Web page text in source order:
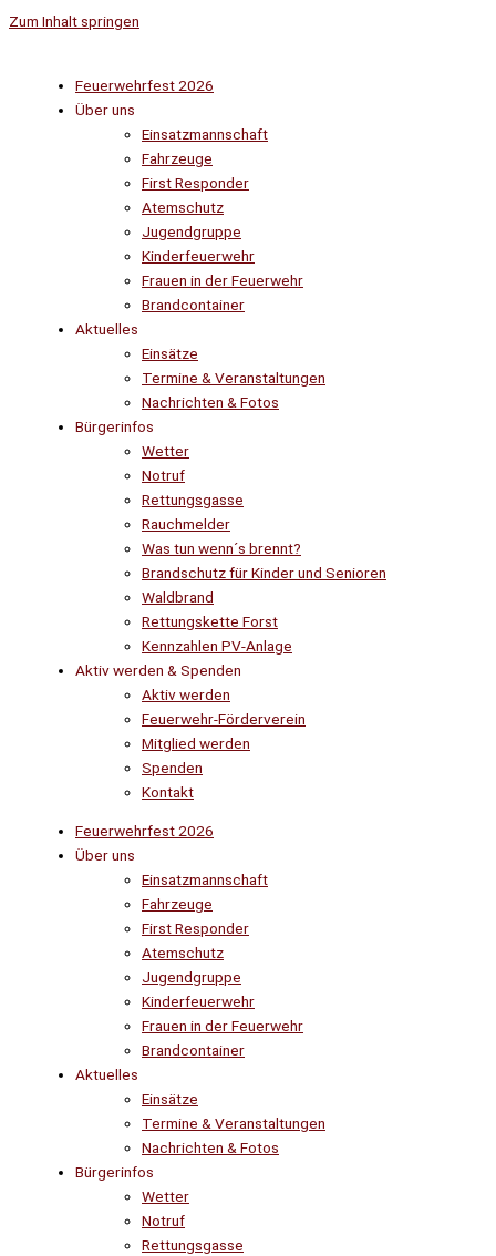
Zum Inhalt springen
Feuerwehrfest 2026
Über uns
Einsatzmannschaft
Fahrzeuge
First Responder
Atemschutz
Jugendgruppe
Kinderfeuerwehr
Frauen in der Feuerwehr
Brandcontainer
Aktuelles
Einsätze
Termine & Veranstaltungen
Nachrichten & Fotos
Bürgerinfos
Wetter
Notruf
Rettungsgasse
Rauchmelder
Was tun wenn´s brennt?
Brandschutz für Kinder und Senioren
Waldbrand
Rettungskette Forst
Kennzahlen PV-Anlage
Aktiv werden & Spenden
Aktiv werden
Feuerwehr-Förderverein
Mitglied werden
Spenden
Kontakt
Feuerwehrfest 2026
Über uns
Einsatzmannschaft
Fahrzeuge
First Responder
Atemschutz
Jugendgruppe
Kinderfeuerwehr
Frauen in der Feuerwehr
Brandcontainer
Aktuelles
Einsätze
Termine & Veranstaltungen
Nachrichten & Fotos
Bürgerinfos
Wetter
Notruf
Rettungsgasse